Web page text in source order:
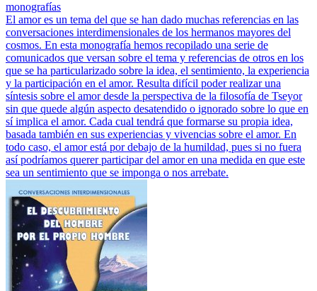
monografías
El amor es un tema del que se han dado muchas referencias en las
conversaciones interdimensionales de los hermanos mayores del
cosmos. En esta monografía hemos recopilado una serie de
comunicados que versan sobre el tema y referencias de otros en los
que se ha particularizado sobre la idea, el sentimiento, la experiencia
y la participación en el amor. Resulta difícil poder realizar una
síntesis sobre el amor desde la perspectiva de la filosofía de Tseyor
sin que quede algún aspecto desatendido o ignorado sobre lo que en
sí implica el amor. Cada cual tendrá que formarse su propia idea,
basada también en sus experiencias y vivencias sobre el amor. En
todo caso, el amor está por debajo de la humildad, pues si no fuera
así podríamos querer participar del amor en una medida en que este
sea un sentimiento que se imponga o nos arrebate.